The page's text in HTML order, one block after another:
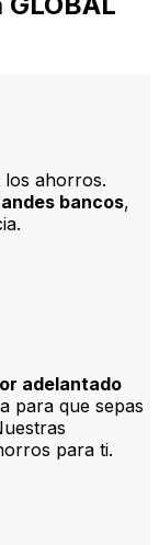
ahorros.
bancos,
adelantado
para que sepas
para ti.